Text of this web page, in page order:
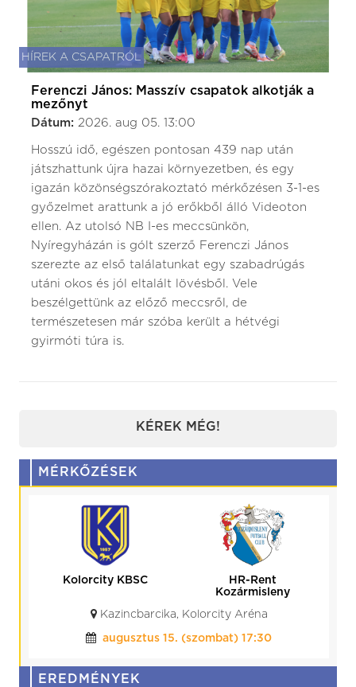
HÍREK A CSAPATRÓL
Ferenczi János: Masszív csapatok alkotják a
mezőnyt
Dátum: 2026. aug 05. 13:00
Hosszú idő, egészen pontosan 439 nap után
játszhattunk újra hazai környezetben, és egy
igazán közönségszórakoztató mérkőzésen 3-1-es
győzelmet arattunk a jó erőkből álló Videoton
ellen. Az utolsó NB I-es meccsünkön,
Nyíregyházán is gólt szerző Ferenczi János
szerezte az első találatunkat egy szabadrúgás
utáni okos és jól eltalált lövésből. Vele
beszélgettünk az előző meccsről, de
természetesen már szóba került a hétvégi
gyirmóti túra is.
KÉREK MÉG!
MÉRKŐZÉSEK
Kolorcity KBSC
HR-Rent
Kozármisleny
Kazincbarcika, Kolorcity Aréna
augusztus 15. (szombat) 17:30
EREDMÉNYEK